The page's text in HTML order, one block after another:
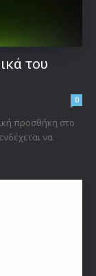
του
0
προσθήκη στο
να